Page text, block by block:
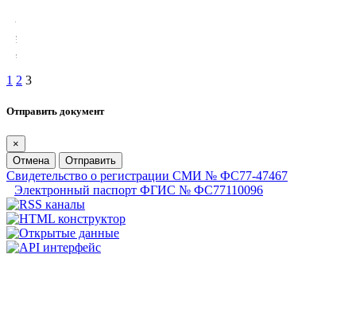
1 2 3
Отправить документ
×
Отмена
Отправить
Свидетельство о регистрации СМИ № ФС77-47467
Электронный паспорт ФГИС № ФС77110096